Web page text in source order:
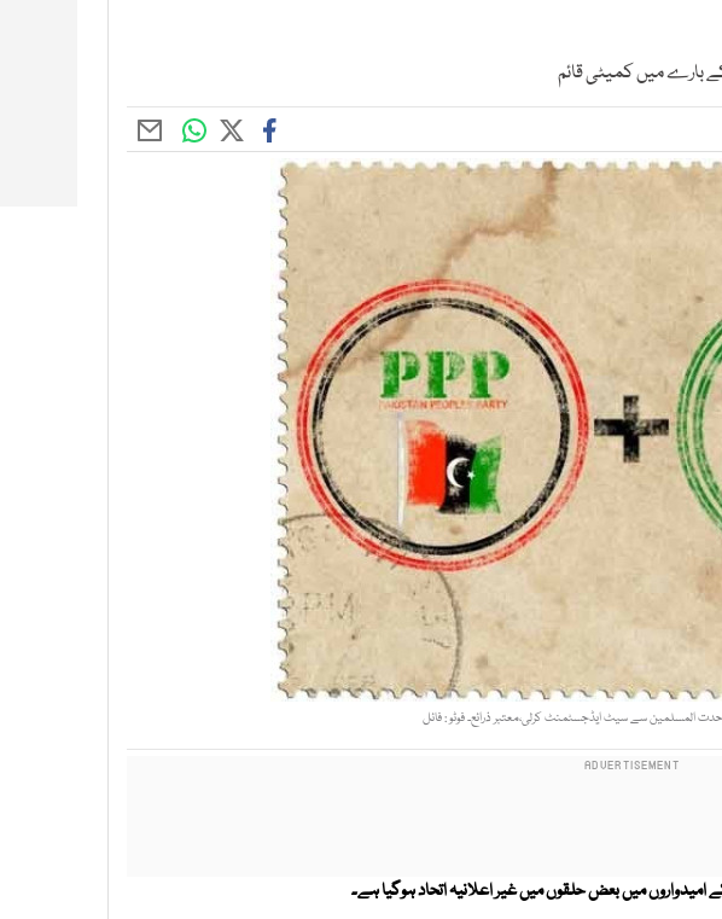
بارے میں کمیٹی قائم
المسلمین سے سیٹ ایڈجسٹمنٹ کرلی،معتبر ذرائع۔ فوٹو : فائل
میں بعض حلقوں میں غیر اعلانیہ اتحاد ہوگیا ہے۔